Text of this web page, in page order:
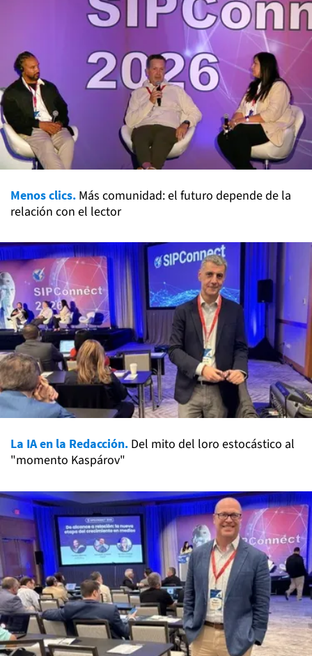
Menos clics. Más comunidad: el futuro depende de la
relación con el lector
La IA en la Redacción. Del mito del loro estocástico al
"momento Kaspárov"